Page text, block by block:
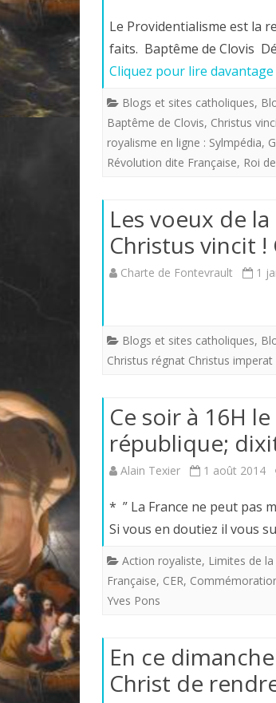
Le Providentialisme est la
faits. Baptême de Clovis
Cliquez pour lire davantage
Blogs et sites catholiques,
Baptême de Clovis, Christus
royalisme en ligne : Sylmpédia,
Révolution dite Française, Roi
Les voeux de
Christus vincit
Charte de Fontevrault 1
Blogs et sites catholiques,
Christus régnat Christus imperat
Ce soir à 16H
république;
Alain Texier 1 août 2014
* ” La France ne peut pas
Si vous en doutiez il vous
Action royaliste, Limites de
Française, CER,
Yves Pons
En ce
Christ de